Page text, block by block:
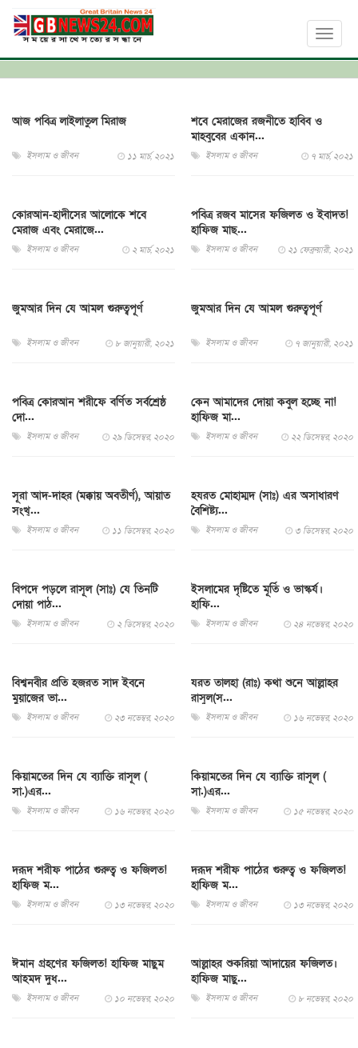
Toggle
আজ পবিত্র লাইলাতুল মিরাজ
ইসলাম ও জীবন ১১ মার্চ, ২০২১
শবে মেরাজের রজনীতে হাবিব ও
মাহবুবের একান...
ইসলাম ও জীবন ৭ মার্চ, ২০২১
কোরআন-হাদীসের আলোকে শবে
মেরাজ এবং মেরাজে...
ইসলাম ও জীবন ২ মার্চ, ২০২১
পবিত্র রজব মাসের ফজিলত ও ইবাদত!
হাফিজ মাছ...
ইসলাম ও জীবন ২১ ফেব্রুয়ারী, ২০২১
জুমআর দিন যে আমল গুরুত্বপূর্ণ
ইসলাম ও জীবন ৮ জানুয়ারী, ২০২১
জুমআর দিন যে আমল গুরুত্বপূর্ণ
ইসলাম ও জীবন ৭ জানুয়ারী, ২০২১
পবিত্র কোরআন শরীফে বর্ণিত সর্বশ্রেষ্ঠ
দো...
ইসলাম ও জীবন ২৯ ডিসেম্বর, ২০২০
কেন আমাদের দোয়া কবুল হচ্ছে না!
হাফিজ মা...
ইসলাম ও জীবন ২২ ডিসেম্বর, ২০২০
সূরা আদ-দাহর (মক্কায় অবতীর্ণ), আয়াত
সংখ্...
ইসলাম ও জীবন ১১ ডিসেম্বর, ২০২০
হযরত মোহাম্মদ (সাঃ) এর অসাধারণ
বৈশিষ্ট্য...
ইসলাম ও জীবন ৩ ডিসেম্বর, ২০২০
বিপদে পড়লে রাসূল (সাঃ) যে তিনটি
দোয়া পাঠ...
ইসলাম ও জীবন ২ ডিসেম্বর, ২০২০
ইসলামের দৃষ্টিতে মূর্তি ও ভাস্কর্য।
হাফি...
ইসলাম ও জীবন ২৪ নভেম্বর, ২০২০
বিশ্বনবীর প্রতি হজরত সাদ ইবনে
মুয়াজের ভা...
ইসলাম ও জীবন ২৩ নভেম্বর, ২০২০
যরত তালহা (রাঃ) কথা শুনে আল্লাহর
রাসুল(স...
ইসলাম ও জীবন ১৬ নভেম্বর, ২০২০
কিয়ামতের দিন যে ব্যাক্তি রাসূল (
সা.)এর...
ইসলাম ও জীবন ১৬ নভেম্বর, ২০২০
কিয়ামতের দিন যে ব্যাক্তি রাসূল (
সা.)এর...
ইসলাম ও জীবন ১৫ নভেম্বর, ২০২০
দরূদ শরীফ পাঠের গুরুত্ব ও ফজিলত!
হাফিজ ম...
ইসলাম ও জীবন ১৩ নভেম্বর, ২০২০
দরূদ শরীফ পাঠের গুরুত্ব ও ফজিলত!
হাফিজ ম...
ইসলাম ও জীবন ১৩ নভেম্বর, ২০২০
ঈমান গ্রহণের ফজিলত! হাফিজ মাছুম
আহমদ দুধ...
ইসলাম ও জীবন ১০ নভেম্বর, ২০২০
আল্লাহর শুকরিয়া আদায়ের ফজিলত।
হাফিজ মাছু...
ইসলাম ও জীবন ৮ নভেম্বর, ২০২০